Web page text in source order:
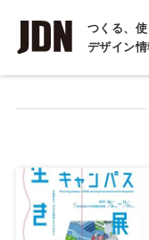
つくる、
デザイン情
インタビュー
COLUMN
コラム